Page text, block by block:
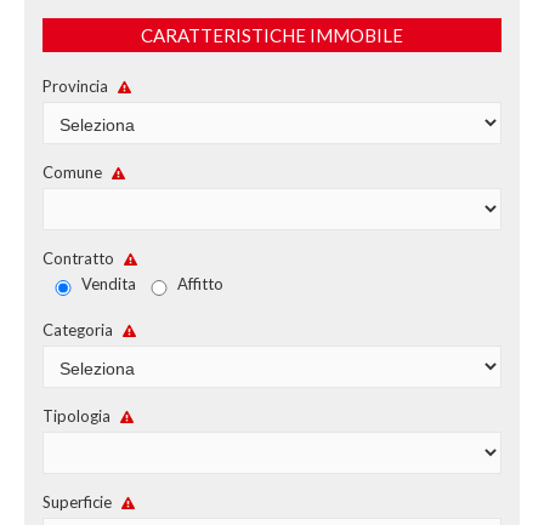
AFFITTO COMMERCIALE
CHI SIAMO
PROPONI UN IMMOBILE
LASCIA UNA RICHIESTA
CARATTERISTICHE IMMOBILE
Provincia
Comune
Contratto
Vendita
Affitto
Categoria
Tipologia
Superficie